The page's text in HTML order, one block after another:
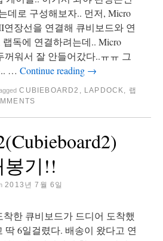
데로 구성해보자.. 먼저, Micro
장선을 연결해 큐비보드와 연
독에 연결하려는데.. Micro
워서 잘 안들어갔다..ㅠㅠ 그
.. … Continue reading →
CUBIEBOARD2 , LAPDOCK, 랩
봉기!!
2013년 7월 6일
착한 큐비보드가 드디어 도착했
딱 6일걸렸다. 배송이 왔다고 연